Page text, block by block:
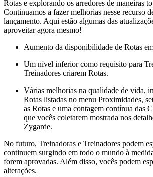
Rotas e explorando os arredores de maneiras
Continuamos a fazer melhorias nesse recurso
lançamento. Aqui estão algumas das
aproveitar agora mesmo!
Aumento da disponibilidade de Rotas
Um nível inferior como requisito para
Treinadores criarem Rotas.
Várias melhorias na qualidade de vida,
Rotas listadas no menu Proximidades,
as Rotas e uma contagem contínua das
que vocês coletarem mostrada nos
Zygarde.
No futuro, Treinadoras e Treinadores podem
continuem surgindo em todo o mundo à
forem aprovadas. Além disso, vocês podem
alterações.